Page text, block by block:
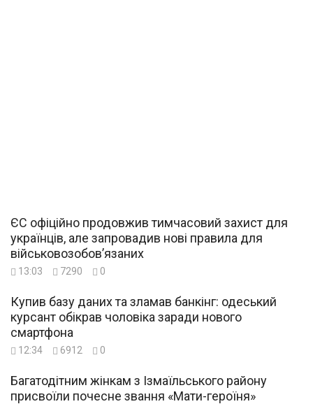
ЄС офіційно продовжив тимчасовий захист для
українців, але запровадив нові правила для
військовозобов’язаних
13:03 7290 0
Купив базу даних та зламав банкінг: одеський
курсант обікрав чоловіка заради нового
смартфона
12:34 6912 0
Багатодітним жінкам з Ізмаїльського району
присвоїли почесне звання «Мати-героїня»